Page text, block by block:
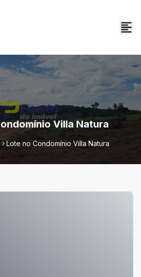
Villa Natura
Lote no Condomínio Villa Natura